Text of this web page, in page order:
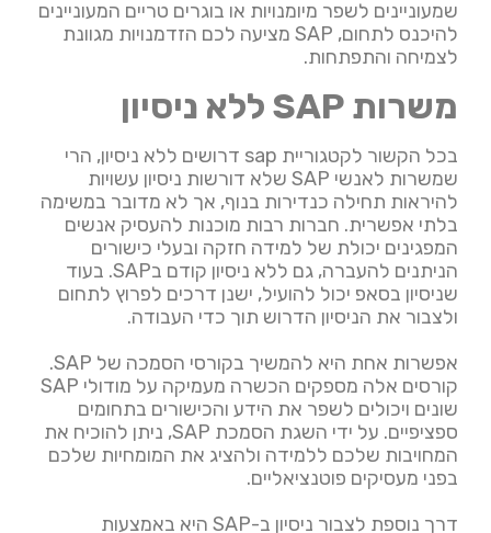
שמעוניינים לשפר מיומנויות או בוגרים טריים המעוניינים
להיכנס לתחום, SAP מציעה לכם הזדמנויות מגוונת
לצמיחה והתפתחות.
משרות SAP ללא ניסיון
בכל הקשור לקטגוריית sap דרושים ללא ניסיון, הרי
שמשרות לאנשי SAP שלא דורשות ניסיון עשויות
להיראות תחילה כנדירות בנוף, אך לא מדובר במשימה
בלתי אפשרית. חברות רבות מוכנות להעסיק אנשים
המפגינים יכולת של למידה חזקה ובעלי כישורים
הניתנים להעברה, גם ללא ניסיון קודם בSAP. בעוד
שניסיון בסאפ יכול להועיל, ישנן דרכים לפרוץ לתחום
ולצבור את הניסיון הדרוש תוך כדי העבודה.
אפשרות אחת היא להמשיך בקורסי הסמכה של SAP.
קורסים אלה מספקים הכשרה מעמיקה על מודולי SAP
שונים ויכולים לשפר את הידע והכישורים בתחומים
ספציפיים. על ידי השגת הסמכת SAP, ניתן להוכיח את
המחויבות שלכם ללמידה ולהציג את המומחיות שלכם
בפני מעסיקים פוטנציאליים.
דרך נוספת לצבור ניסיון ב-SAP היא באמצעות